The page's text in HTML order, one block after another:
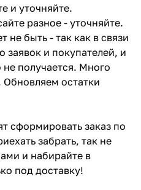
и уточняйте.
разное - уточняйте.
не быть - так как в связи
и покупателей, и
получается. Много
Обновляем остатки
сформировать заказ по
забрать, так не
и набирайте в
под доставку!